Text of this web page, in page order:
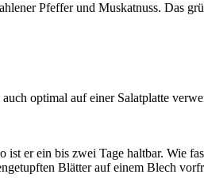
Pfeffer und Muskatnuss. Das
optimal auf einer Salatplatte
er ein bis zwei Tage haltbar. Wie
Blätter auf einem Blech